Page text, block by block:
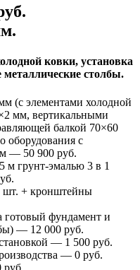
ковки, установка
столбы.
(с элементами холодной
мм, вертикальными
балкой 70×60
оборудования с
— 50 900 руб.
м грунт-эмалью 3 в 1
шт. + кронштейны
фундамент и
— 12 000 руб.
— 1 500 руб.
— 0 руб.